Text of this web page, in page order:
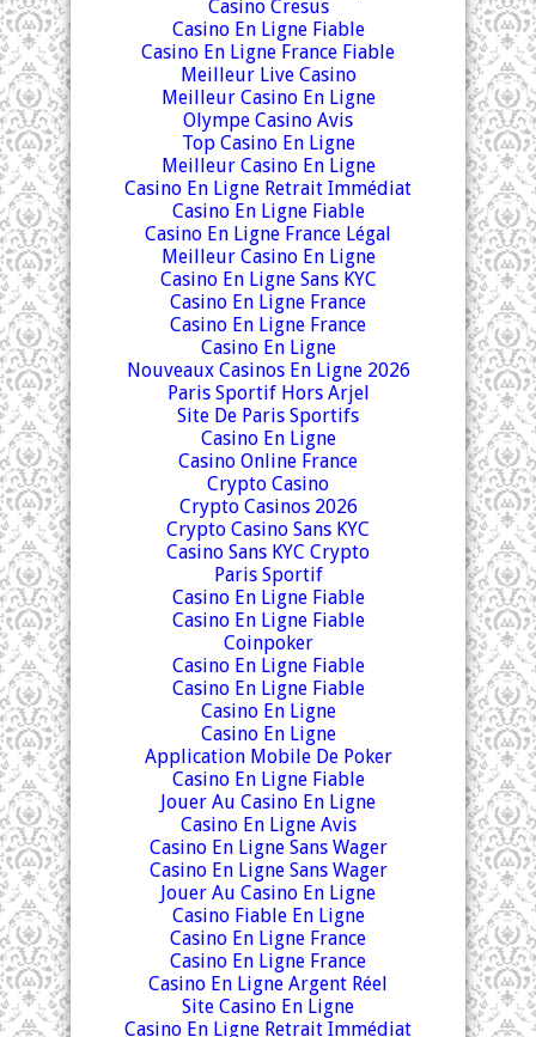
Casino Cresus
Casino En Ligne Fiable
Casino En Ligne France Fiable
Meilleur Live Casino
Meilleur Casino En Ligne
Olympe Casino Avis
Top Casino En Ligne
Meilleur Casino En Ligne
Casino En Ligne Retrait Immédiat
Casino En Ligne Fiable
Casino En Ligne France Légal
Meilleur Casino En Ligne
Casino En Ligne Sans KYC
Casino En Ligne France
Casino En Ligne France
Casino En Ligne
Nouveaux Casinos En Ligne 2026
Paris Sportif Hors Arjel
Site De Paris Sportifs
Casino En Ligne
Casino Online France
Crypto Casino
Crypto Casinos 2026
Crypto Casino Sans KYC
Casino Sans KYC Crypto
Paris Sportif
Casino En Ligne Fiable
Casino En Ligne Fiable
Coinpoker
Casino En Ligne Fiable
Casino En Ligne Fiable
Casino En Ligne
Casino En Ligne
Application Mobile De Poker
Casino En Ligne Fiable
Jouer Au Casino En Ligne
Casino En Ligne Avis
Casino En Ligne Sans Wager
Casino En Ligne Sans Wager
Jouer Au Casino En Ligne
Casino Fiable En Ligne
Casino En Ligne France
Casino En Ligne France
Casino En Ligne Argent Réel
Site Casino En Ligne
Casino En Ligne Retrait Immédiat